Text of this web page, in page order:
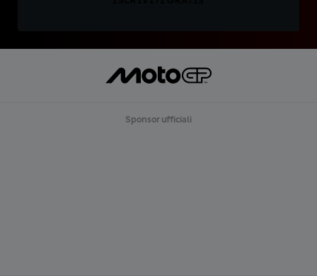
Sponsor ufficiali